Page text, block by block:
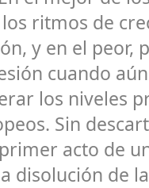
ritmos de
y en el peor,
cuando
los niveles
Sin
acto de
disolución de